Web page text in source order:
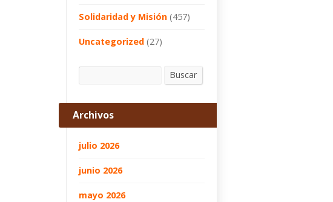
Solidaridad y Misión (457)
Uncategorized (27)
Buscar
Archivos
julio 2026
junio 2026
mayo 2026